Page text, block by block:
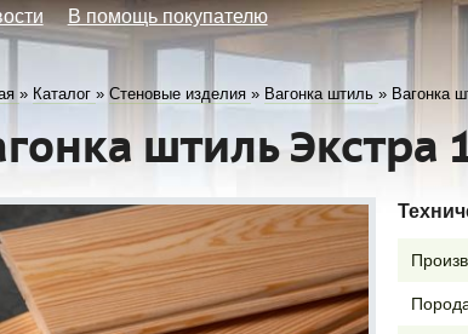
В помощь покупателю
» Каталог » Стеновые изделия » Вагонка штиль » Вагонка
штиль Экстра